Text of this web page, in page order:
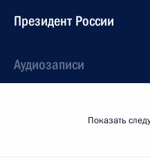
Президент России
Аудиозаписи
Показать